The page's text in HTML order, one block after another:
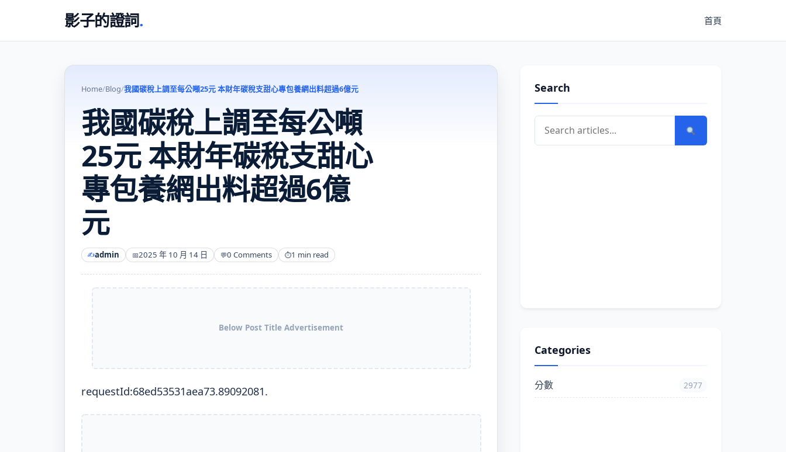
影子的證詞. 首頁
Home/Blog/我國碳稅上調至每公噸25元 本財年碳稅支甜心專包養網出料超過6億元
我國碳稅上調至每公噸
25元 本財年碳稅支甜心
專包養網出料超過6億
元
admin 2025 年 10 月 14 日 0 Comments 1 min read
Below Post Title Advertisement
requestId:68ed53531aea73.89092081.
Search
Categories
分數 2977